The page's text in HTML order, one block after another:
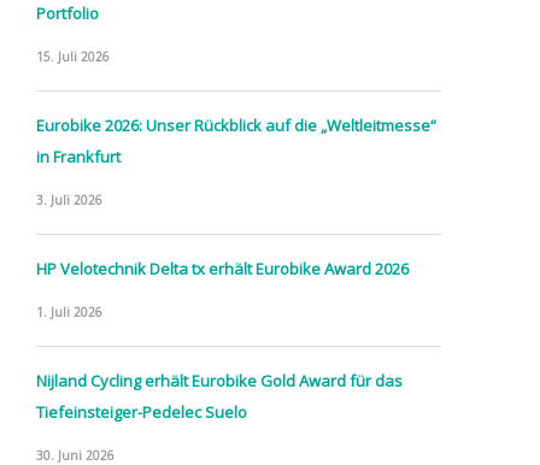
Portfolio
15. Juli 2026
Eurobike 2026: Unser Rückblick auf die „Weltleitmesse“
in Frankfurt
3. Juli 2026
HP Velotechnik Delta tx erhält Eurobike Award 2026
1. Juli 2026
Nijland Cycling erhält Eurobike Gold Award für das
Tiefeinsteiger-Pedelec Suelo
30. Juni 2026